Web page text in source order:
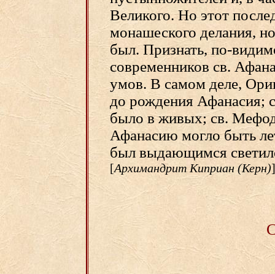
Великого. Но этот
монашеского делания,
был. Признать, по-
современников св.
умов. В самом деле,
до рождения Афанасия;
было в живых; св.
Афанасию могло быть
был выдающимся
[Архимандрит Киприан (Керн)]